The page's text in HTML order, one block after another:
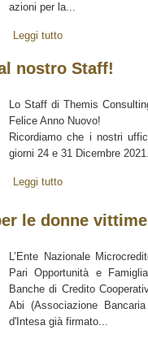
azioni per la...
Leggi tutto
nostro Staff!
Lo Staff di Themis
Felice Anno Nuovo!
Ricordiamo che i nostri
giorni 24 e 31 Dicembre 2021.
Leggi tutto
le donne
L’Ente Nazionale
Pari Opportunità e
Banche di Credito
Abi (Associazione
d'Intesa già firmato...